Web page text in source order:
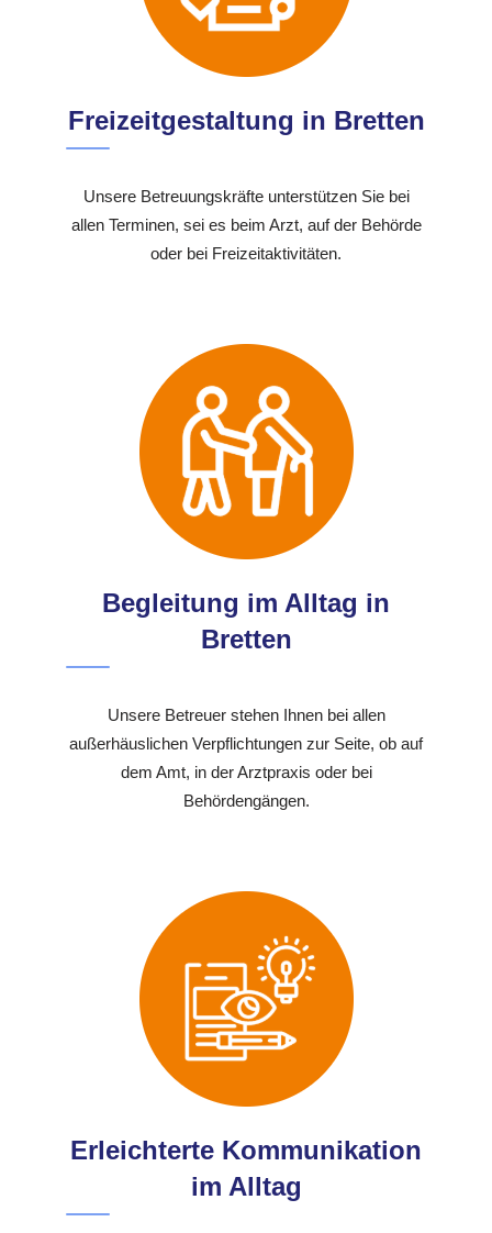
Freizeitgestaltung in Bretten
Unsere Betreuungskräfte unterstützen Sie bei
allen Terminen, sei es beim Arzt, auf der Behörde
oder bei Freizeitaktivitäten.
Begleitung im Alltag in
Bretten
Unsere Betreuer stehen Ihnen bei allen
außerhäuslichen Verpflichtungen zur Seite, ob auf
dem Amt, in der Arztpraxis oder bei
Behördengängen.
Erleichterte Kommunikation
im Alltag